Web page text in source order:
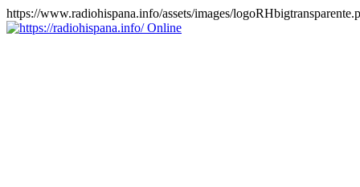
https://www.radiohispana.info/assets/images/
Online